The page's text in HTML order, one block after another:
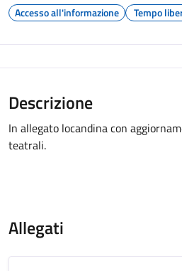
Accesso all'informazione Tempo
Descrizione
In allegato locandina con
teatrali.
Allegati